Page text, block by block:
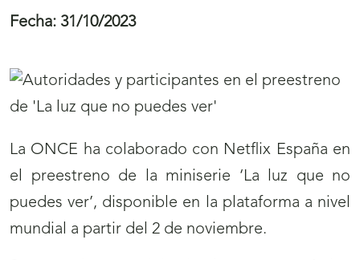
Fecha: 31/10/2023
La ONCE ha colaborado con Netflix España en
el preestreno de la miniserie ‘La luz que no
puedes ver’, disponible en la plataforma a nivel
mundial a partir del 2 de noviembre.